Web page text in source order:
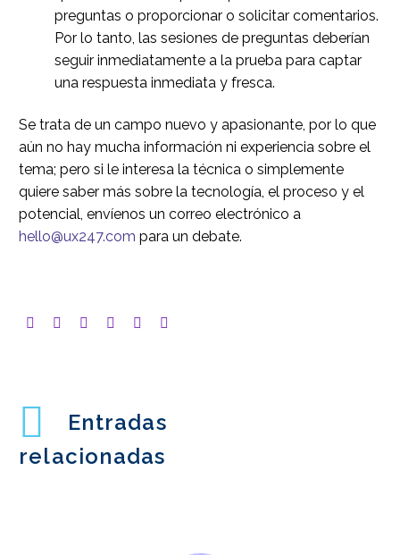
preguntas o proporcionar o solicitar comentarios.
Por lo tanto, las sesiones de preguntas deberían
seguir inmediatamente a la prueba para captar
una respuesta inmediata y fresca.
Se trata de un campo nuevo y apasionante, por lo que
aún no hay mucha información ni experiencia sobre el
tema; pero si le interesa la técnica o simplemente
quiere saber más sobre la tecnología, el proceso y el
potencial, envíenos un correo electrónico a
hello@ux247.com para un debate.
Entradas
relacionadas